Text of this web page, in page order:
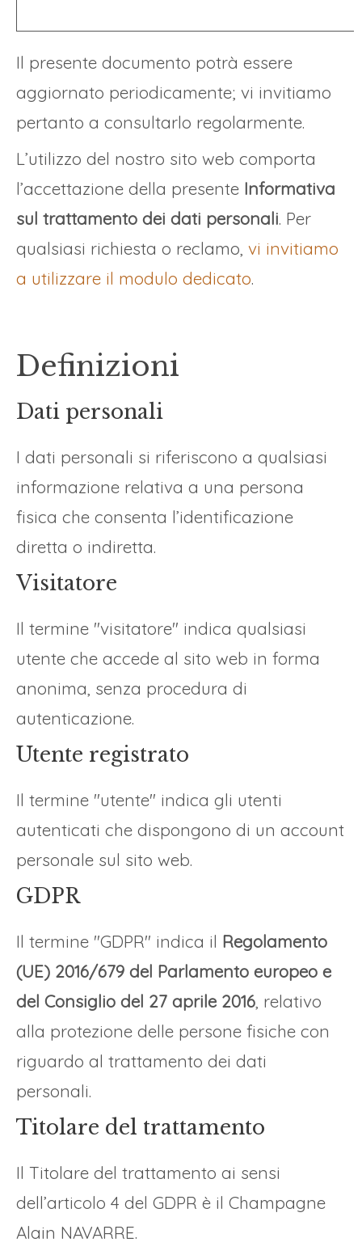
Il presente documento potrà essere
aggiornato periodicamente; vi invitiamo
pertanto a consultarlo regolarmente.
L’utilizzo del nostro sito web comporta
l’accettazione della presente Informativa
sul trattamento dei dati personali. Per
qualsiasi richiesta o reclamo, vi invitiamo
a utilizzare il modulo dedicato.
Definizioni
Dati personali
I dati personali si riferiscono a qualsiasi
informazione relativa a una persona
fisica che consenta l’identificazione
diretta o indiretta.
Visitatore
Il termine "visitatore" indica qualsiasi
utente che accede al sito web in forma
anonima, senza procedura di
autenticazione.
Utente registrato
Il termine "utente" indica gli utenti
autenticati che dispongono di un account
personale sul sito web.
GDPR
Il termine "GDPR" indica il Regolamento
(UE) 2016/679 del Parlamento europeo e
del Consiglio del 27 aprile 2016 , relativo
alla protezione delle persone fisiche con
riguardo al trattamento dei dati
personali.
Titolare del trattamento
Il Titolare del trattamento ai sensi
dell’articolo 4 del GDPR è il Champagne
Alain NAVARRE.